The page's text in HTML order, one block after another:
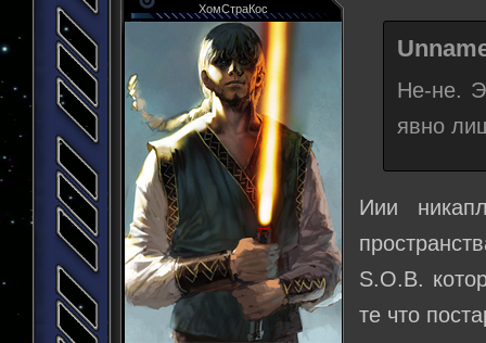
ХомСтраКос
Не-не.
явно
Иии
S.O.B.
те что